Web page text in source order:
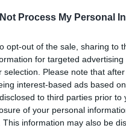
Process My Personal
opt-out of the sale, sharing to
for targeted
selection. Please note that
interest-based ads based
to third parties prior
of your personal
This information may also be
rímekkel, kedves
the present, become and